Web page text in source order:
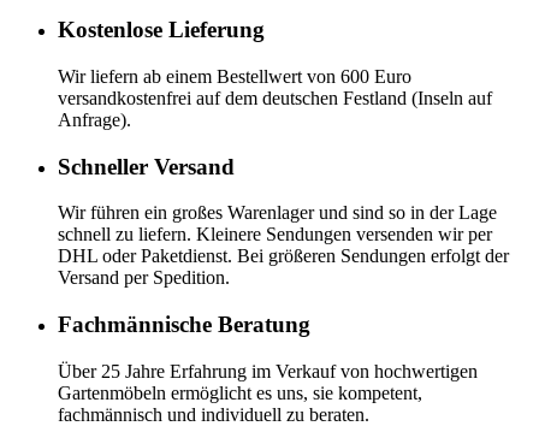
Kostenlose Lieferung
Wir liefern ab einem Bestellwert von 600 Euro
versandkostenfrei auf dem deutschen Festland (Inseln auf
Anfrage).
Schneller Versand
Wir führen ein großes Warenlager und sind so in der Lage
schnell zu liefern. Kleinere Sendungen versenden wir per
DHL oder Paketdienst. Bei größeren Sendungen erfolgt der
Versand per Spedition.
Fachmännische Beratung
Über 25 Jahre Erfahrung im Verkauf von hochwertigen
Gartenmöbeln ermöglicht es uns, sie kompetent,
fachmännisch und individuell zu beraten.